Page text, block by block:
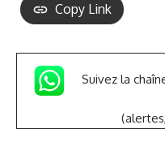
Copy Link
Suivez la